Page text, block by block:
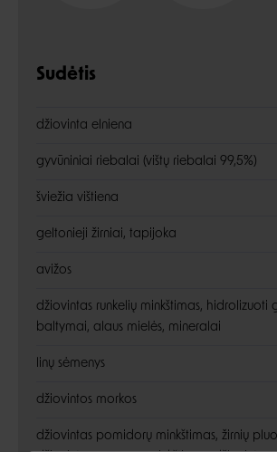
Sudėtis
džiovinta elniena
gyvūniniai riebalai (vištų riebalai 99,5%)
šviežia vištiena
geltonieji žirniai, tapijoka
avižos
džiovintas runkelių minkštimas, hidrolizuoti
baltymai, alaus mielės, mineralai
linų sėmenys
džiovintos morkos
džiovintas pomidorų minkštimas, žirnių